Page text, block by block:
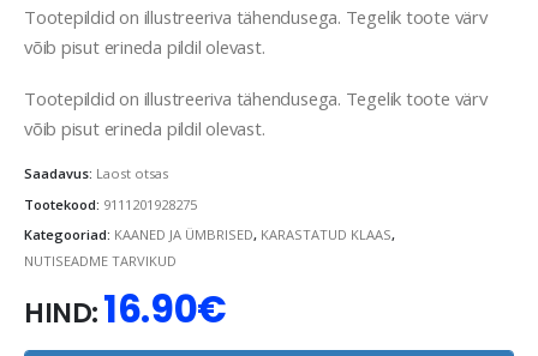
Tootepildid on illustreeriva tähendusega. Tegelik toote värv
võib pisut erineda pildil olevast.
Tootepildid on illustreeriva tähendusega. Tegelik toote värv
võib pisut erineda pildil olevast.
Saadavus: Laost otsas
Tootekood: 9111201928275
Kategooriad: KAANED JA ÜMBRISED, KARASTATUD KLAAS,
NUTISEADME TARVIKUD
HIND:16.90€